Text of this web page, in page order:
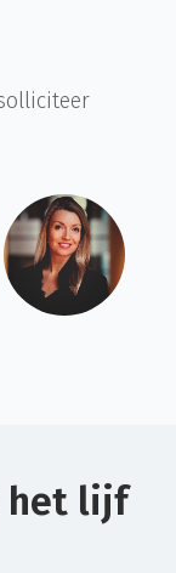
het lijf